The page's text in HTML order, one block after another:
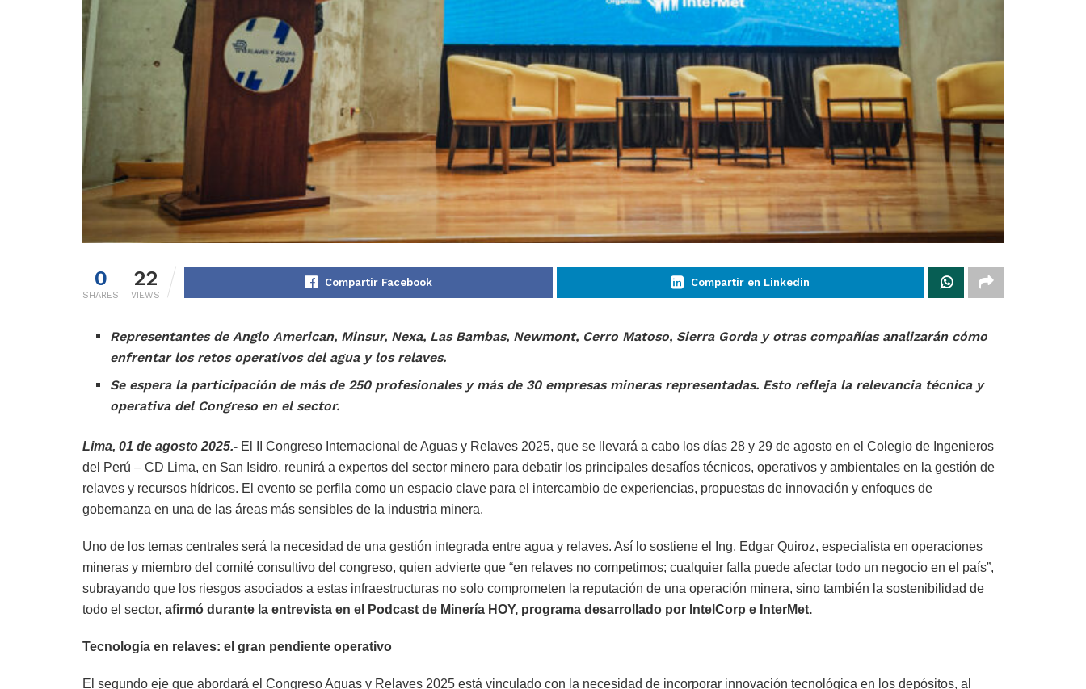
0
SHARES
22
VIEWS
Compartir Facebook Compartir en Linkedin
Representantes de Anglo American, Minsur, Nexa, Las Bambas, Newmont, Cerro Matoso, Sierra Gorda y otras compañías analizarán cómo
enfrentar los retos operativos del agua y los relaves.
Se espera la participación de más de 250 profesionales y más de 30 empresas mineras representadas. Esto refleja la relevancia técnica y
operativa del Congreso en el sector.
Lima, 01 de agosto 2025.- El II Congreso Internacional de Aguas y Relaves 2025, que se llevará a cabo los días 28 y 29 de agosto en el Colegio de Ingenieros
del Perú – CD Lima, en San Isidro, reunirá a expertos del sector minero para debatir los principales desafíos técnicos, operativos y ambientales en la gestión de
relaves y recursos hídricos. El evento se perfila como un espacio clave para el intercambio de experiencias, propuestas de innovación y enfoques de
gobernanza en una de las áreas más sensibles de la industria minera.
Uno de los temas centrales será la necesidad de una gestión integrada entre agua y relaves. Así lo sostiene el Ing. Edgar Quiroz, especialista en operaciones
mineras y miembro del comité consultivo del congreso, quien advierte que “en relaves no competimos; cualquier falla puede afectar todo un negocio en el país”,
subrayando que los riesgos asociados a estas infraestructuras no solo comprometen la reputación de una operación minera, sino también la sostenibilidad de
todo el sector, afirmó durante la entrevista en el Podcast de Minería HOY, programa desarrollado por IntelCorp e InterMet.
Tecnología en relaves: el gran pendiente operativo
El segundo eje que abordará el Congreso Aguas y Relaves 2025 está vinculado con la necesidad de incorporar innovación tecnológica en los depósitos, al